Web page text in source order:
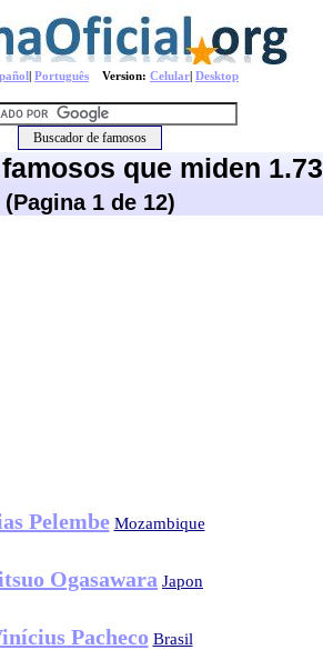
| Português Version: Celular| Desktop
que miden 1.73
(Pagina 1 de 12)
Pelembe Mozambique
Ogasawara Japon
Pacheco Brasil